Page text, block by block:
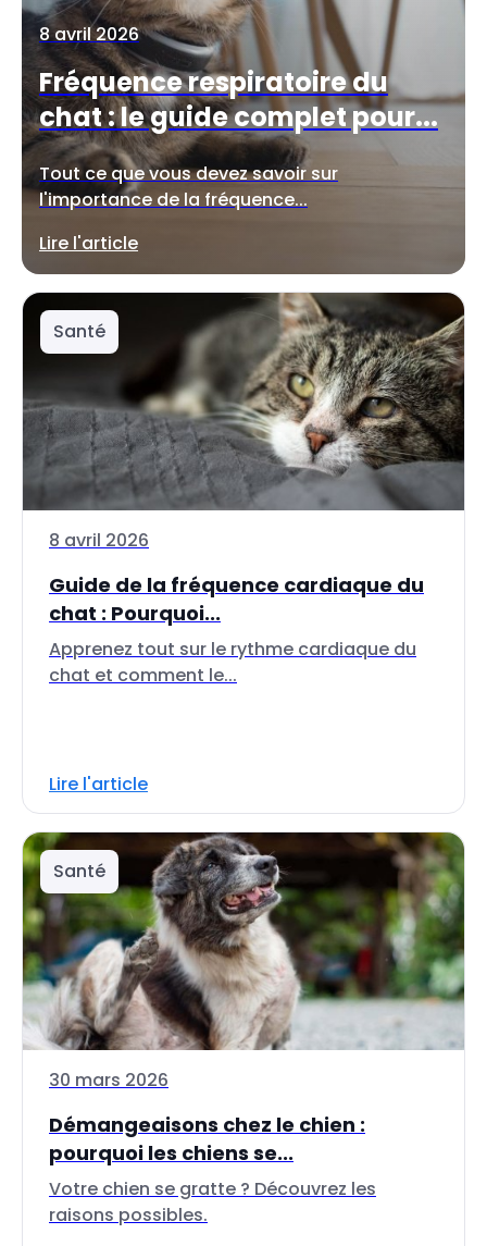
8 avril 2026
Fréquence respiratoire du
chat : le guide complet pour...
Tout ce que vous devez savoir sur
l'importance de la fréquence...
Lire l'article
Santé
8 avril 2026
Guide de la fréquence cardiaque du
chat : Pourquoi...
Apprenez tout sur le rythme cardiaque du
chat et comment le...
Lire l'article
Santé
30 mars 2026
Démangeaisons chez le chien :
pourquoi les chiens se...
Votre chien se gratte ? Découvrez les
raisons possibles.